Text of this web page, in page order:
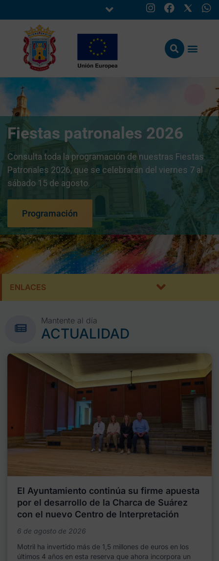
Fiestas patronales 2026
Consulta toda la programación de nuestras Fiestas
Patronales 2026, que se celebrarán del viernes 7 al
sábado 15 de agosto.
Programación
ENLACES
Mantente al día
ACTUALIDAD
El Ayuntamiento continúa su firme apuesta
por el desarrollo de la Charca de Suárez
con el nuevo Centro de Interpretación
6 de agosto de 2026
Motril ha invertido más de 1,5 millones de euros en los
últimos 4 años en esta reserva que ahora incorpora un